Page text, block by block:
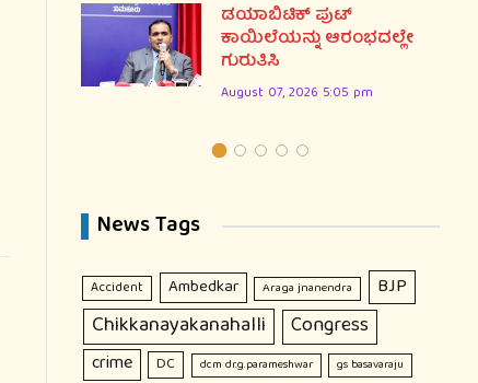
ಡಯಾಬಿಟಿಕ್ ಪುಟ್
ಕಾಯಿಲೆಯನ್ನು ಆರಂಭದಲ್ಲೇ
ಗುರುತಿಸಿ
August 07, 2026 5:05 pm
News Tags
Accident Ambedkar Araga jnanendra BJP
Chikkanayakanahalli Congress
crime DC dcm dr.g.parameshwar gs basavaraju